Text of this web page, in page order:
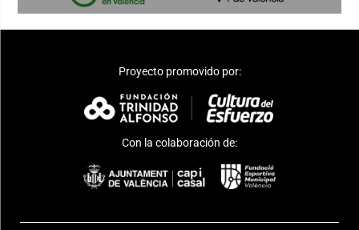
Proyecto promovido por:
Con la colaboración de: